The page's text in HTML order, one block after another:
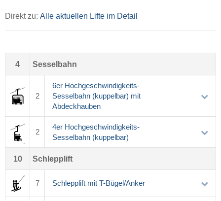
Direkt zu: Alle aktuellen Lifte im Detail
4 Sesselbahn
2
6er Hochgeschwindigkeits-
Sesselbahn (kuppelbar) mit
Abdeckhauben
2
4er Hochgeschwindigkeits-
Sesselbahn (kuppelbar)
10 Schlepplift
7 Schlepplift mit T-Bügel/Anker